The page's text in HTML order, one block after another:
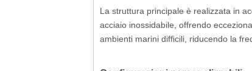
La struttura principale è realizzata in
acciaio inossidabile, offrendo
ambienti marini difficili, riducendo la